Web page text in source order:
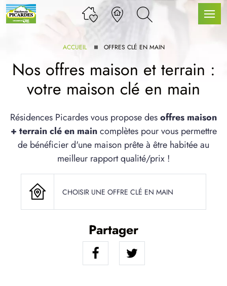
GAMME
SERVICE BDL EXTENSION
ARTICLES
ACCUEIL OFFRES CLÉ EN MAIN
Nos offres maison et terrain :
votre maison clé en main
Résidences Picardes vous propose desoffres maison
+ terrain clé en maincomplètes pour vous permettre
de bénéficier d'une maison prête à être habitée au
meilleur rapport qualité/prix !
CHOISIR UNE OFFRE CLÉ EN MAIN
Partager